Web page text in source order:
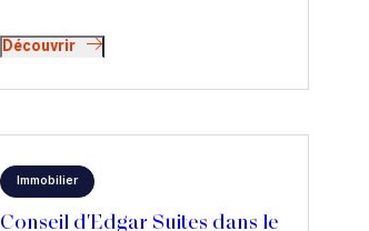
Découvrir
Immobilier
Conseil d'Edgar Suites dans le